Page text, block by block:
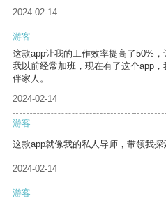
2024-02-14
游客
这款app让我的工作效率提高了50%，
我以前经常加班，现在有了这个app
伴家人。
2024-02-14
游客
这款app就像我的私人导师，带领我探
2024-02-14
游客